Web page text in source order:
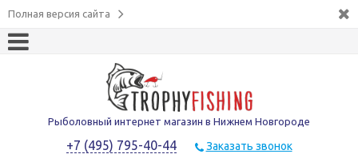
Полная версия сайта
Рыболовный интернет магазин в Нижнем Новгороде
+7 (495) 795-40-44
Заказать звонок